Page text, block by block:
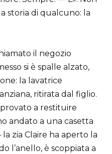
storia di qualcuno: la
il negozio
si è spalle alzato,
la lavatrice
ritirata dal figlio.
a restituire
andato a una casetta
zia Claire ha aperto la
l’anello, è scoppiata a